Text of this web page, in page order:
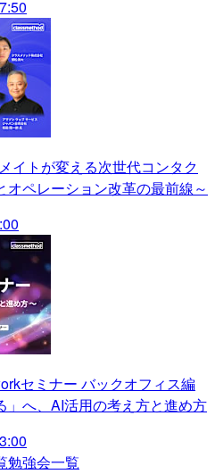
イトが変える次世代コンタク
オペレーション改革の最前線～
セミナー バックオフィス編
」へ、AI活用の考え方と進め方
勉強会一覧